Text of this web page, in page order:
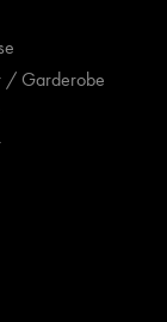
/ Garderobe